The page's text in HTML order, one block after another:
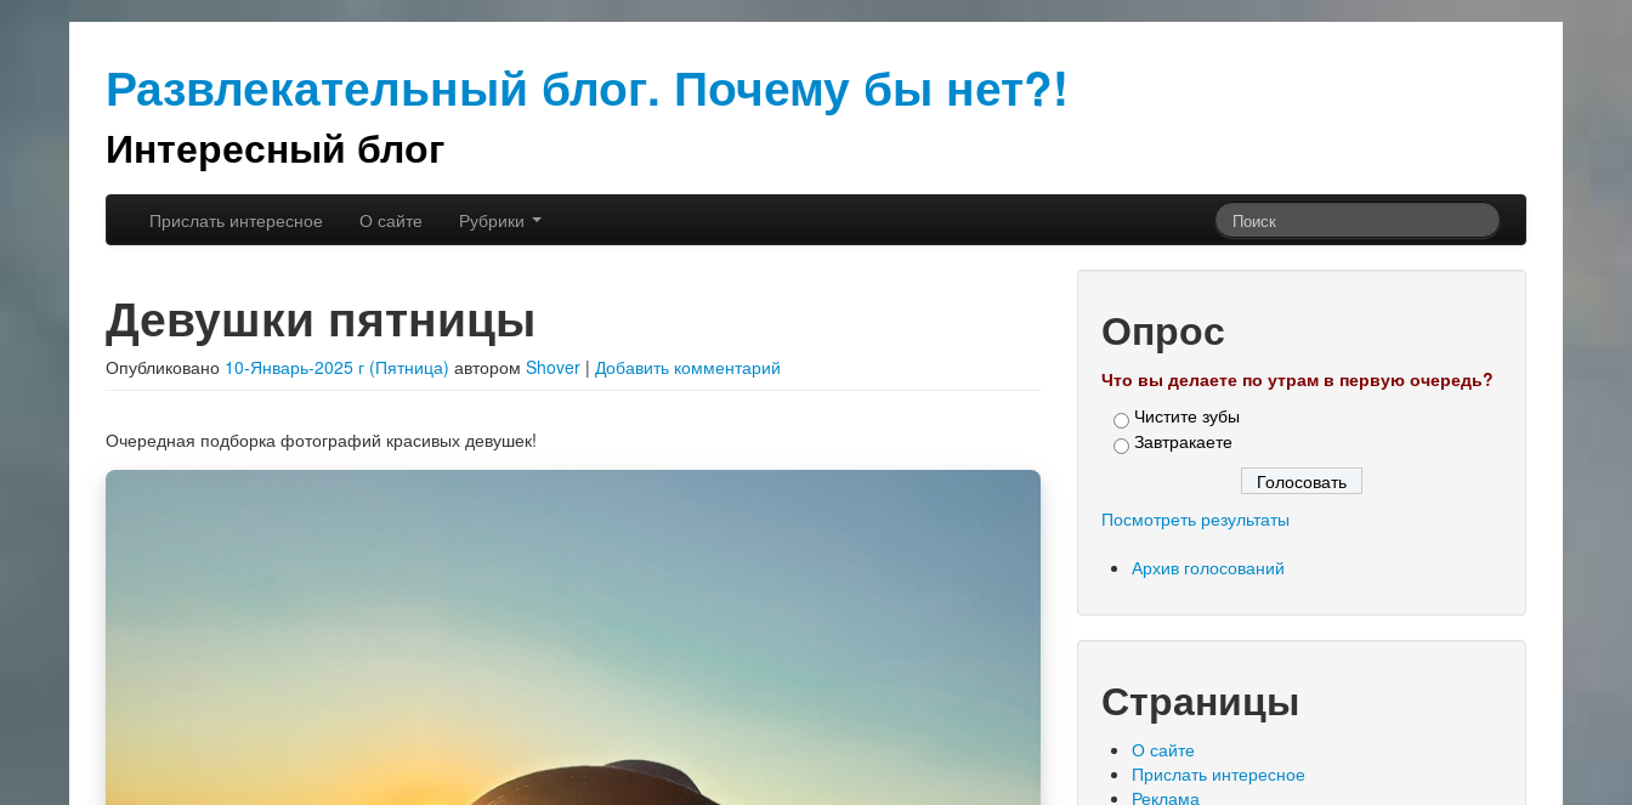
Развлекательный блог. Почему бы нет?!
Интересный блог
Главное меню
Прислать интересное О сайте Рубрики
Девушки пятницы
Опубликовано 10-Январь-2025 г (Пятница) автором Shover | Добавить комментарий
Очередная подборка фотографий красивых девушек!
Опрос
Что вы делаете по утрам в первую очередь?
Чистите зубы
Завтракаете
Посмотреть результаты
Архив голосований
Страницы
О сайте
Прислать интересное
Реклама